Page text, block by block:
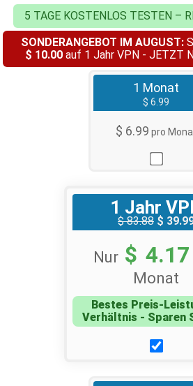
5 TAGE KOSTENLOS TESTEN –
SONDERANGEBOT IM AUGUST:
$ 10.00auf 1 Jahr VPN - JETZT
1 Monat
$ 6.99
$ 6.99 pro
1 Jahr
$ 83.88 $
Nur $ 4.17
Monat
Bestes Preis-
Verhältnis - Sparen